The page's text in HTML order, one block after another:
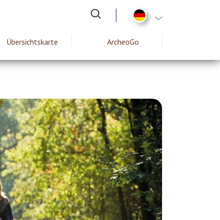
List additional
Übersichtskarte
ArcheoGo